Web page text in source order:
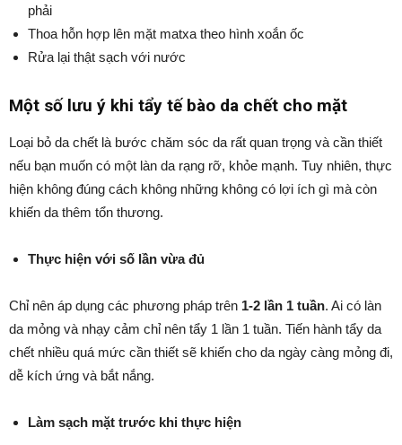
phải
Thoa hỗn hợp lên mặt matxa theo hình xoắn ốc
Rửa lại thật sạch với nước
Một số lưu ý khi tẩy tế bào da chết cho mặt
Loại bỏ da chết là bước chăm sóc da rất quan trọng và cần thiết
nếu bạn muốn có một làn da rạng rỡ, khỏe mạnh. Tuy nhiên, thực
hiện không đúng cách không những không có lợi ích gì mà còn
khiến da thêm tổn thương.
Thực hiện với số lần vừa đủ
Chỉ nên áp dụng các phương pháp trên 1-2 lần 1 tuần. Ai có làn
da mỏng và nhạy cảm chỉ nên tẩy 1 lần 1 tuần. Tiến hành tẩy da
chết nhiều quá mức cần thiết sẽ khiến cho da ngày càng mỏng đi,
dễ kích ứng và bắt nắng.
Làm sạch mặt trước khi thực hiện